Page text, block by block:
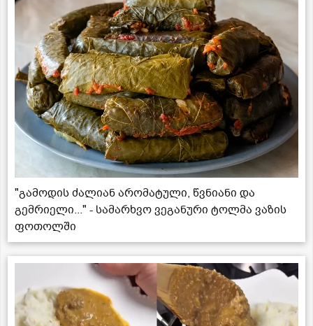
"გამოდის ძალიან არომატული, წვნიანი და
გემრიელი..." - სამარხვო ვეგანური ტოლმა ვაზის
ფოთოლში